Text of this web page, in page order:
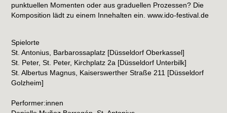
punktuellen Momenten oder aus graduellen Prozessen? Die
Komposition lädt zu einem Innehalten ein.www.ido-festival.de
Spielorte
St. Antonius, Barbarossaplatz [Düsseldorf Oberkassel]
St. Peter, St. Peter, Kirchplatz 2a [Düsseldorf Unterbilk]
St. Albertus Magnus, Kaiserswerther Straße 211 [Düsseldorf
Golzheim]
Performer:innen